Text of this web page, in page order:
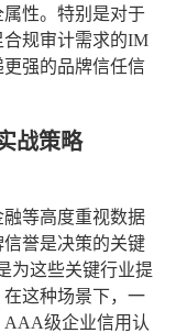
性。特别是对于
规审计需求的IM
强的品牌信任信
战策略
等高度重视数据
誉是决策的关键
为这些关键行业提
这种场景下，一
级企业信用认